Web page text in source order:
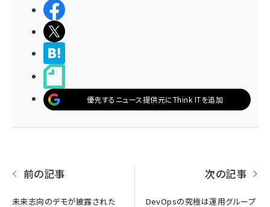
優先するニュース提供元にThink ITを追加
前の記事
未来志向のデモが披露された
次の記事
DevOpsの究極は運用グループ